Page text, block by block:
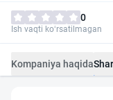
0
Ish vaqti ko‘rsatilmagan
Kompaniya haqida